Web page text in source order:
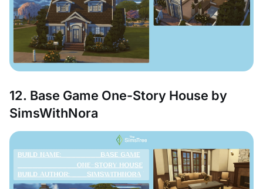
12. Base Game One-Story House by
SimsWithNora